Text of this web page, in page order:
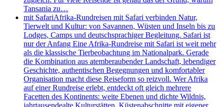
Tansania zu…
mit SafariAfrika-Rundreisen mit Safari verbinden Natur,
Tierwelt und Kultur: von Savannen, Wüsten und Inseln bis zu
Lodges, Camps und deutschsprachiger Begleitung. Safari ist
nur der Anfang Eine Afrika-Rundreise mit Safari ist weit mehr
als die klassische Tierbeobachtung im Nationalpark. Gerade
die Kombination aus atemberaubender Landschaft, lebendiger
Geschichte, authentischen Begegnungen und komfortabler
Organisation macht diese Reiseform so reizvoll. Wer Afrika
auf einer Rundreise erlebt, entdeckt oft gleich mehrere
Facetten des Kontinents: weite Ebenen und dichte Wildnis,
jahrtausendealte Kulturstätten, Küstenabschnitte mit eigener